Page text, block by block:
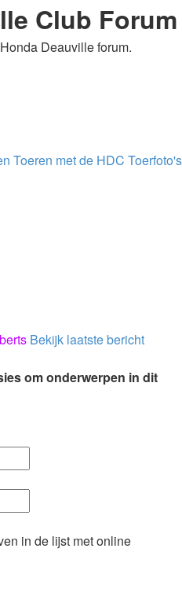
Club Forum
Deauville forum.
Toeren met de HDC Toerfoto's
Bekijk laatste bericht
om onderwerpen in dit
in de lijst met online